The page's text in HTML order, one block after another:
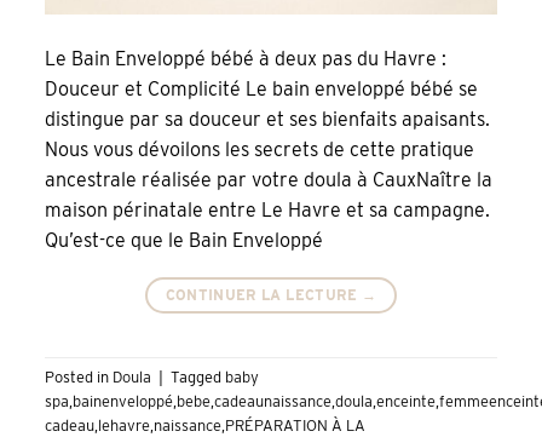
Le Bain Enveloppé bébé à deux pas du Havre :
Douceur et Complicité Le bain enveloppé bébé se
distingue par sa douceur et ses bienfaits apaisants.
Nous vous dévoilons les secrets de cette pratique
ancestrale réalisée par votre doula à CauxNaître la
maison périnatale entre Le Havre et sa campagne.
Qu’est-ce que le Bain Enveloppé
CONTINUER LA LECTURE →
Posted in Doula Tagged baby
spa,bainenveloppé,bebe,cadeaunaissance,doula,enceinte,
cadeau,lehavre,naissance,PRÉPARATION À LA